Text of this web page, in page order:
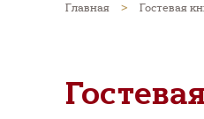
Главная > Гостевая